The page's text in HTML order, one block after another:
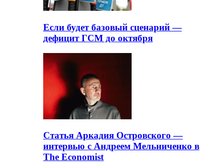
Если будет базовый сценарий —
дефицит ГСМ до октября
Статья Аркадия Островского —
интервью с Андреем Мельниченко в
The Economist